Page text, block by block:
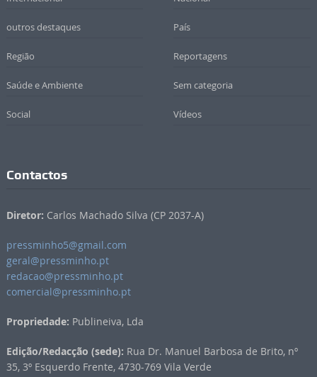
outros destaques País
Região Reportagens
Saúde e Ambiente Sem categoria
Social Vídeos
Contactos
Diretor: Carlos Machado Silva (CP 2037-A)
pressminho5@gmail.com
geral@pressminho.pt
redacao@pressminho.pt
comercial@pressminho.pt
Propriedade: Publineiva, Lda
Edição/Redacção (sede): Rua Dr. Manuel Barbosa de Brito, nº
35, 3º Esquerdo Frente, 4730-769 Vila Verde